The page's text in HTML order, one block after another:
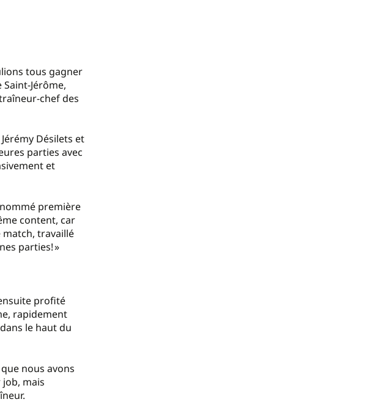
tous gagner
Jérôme,
chef des
Désilets et
parties avec
et
première
content, car
match, travaillé
parties! »
profité
rapidement
le haut du
nous avons
mais